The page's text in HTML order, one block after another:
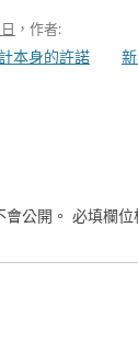
，作者:
本身的許諾
公開。 必填欄位